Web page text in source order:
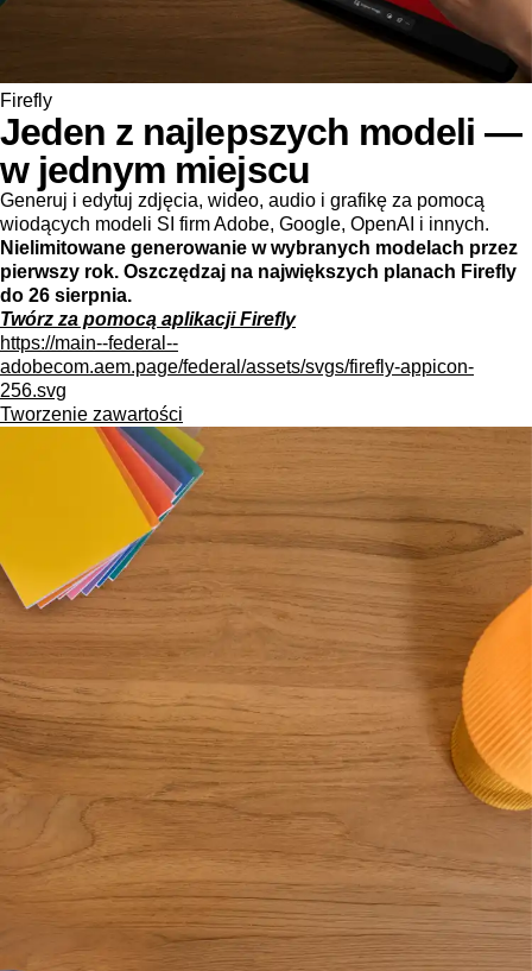
Firefly
Jeden z najlepszych modeli —
w jednym miejscu
Generuj i edytuj zdjęcia, wideo, audio i grafikę za pomocą
wiodących modeli SI firm Adobe, Google, OpenAI i innych.
Nielimitowane generowanie w wybranych modelach przez
pierwszy rok. Oszczędzaj na największych planach Firefly
do 26 sierpnia.
Twórz za pomocą aplikacji Firefly
https://main--federal--
adobecom.aem.page/federal/assets/svgs/firefly-appicon-
256.svg
Tworzenie zawartości